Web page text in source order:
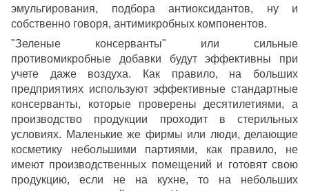
эмульгирования, подбора антиоксидантов, ну и
собственно говоря, антимикробных компонентов.
"Зеленые консерванты" или сильные
противомикробные добавки будут эффективны при
учете даже воздуха. Как правило, на больших
предприятиях используют эффективные стандартные
консерванты, которые проверены десятилетиями, а
производство продукции проходит в стерильных
условиях. Маленькие же фирмы или люди, делающие
косметику небольшими партиями, как правило, не
имеют производственных помещений и готовят свою
продукцию, если не на кухне, то на небольших